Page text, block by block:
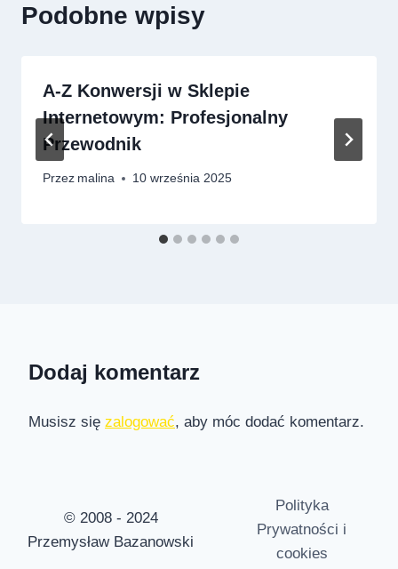
Podobne wpisy
A-Z Konwersji w Sklepie
Internetowym: Profesjonalny
Przewodnik
Przez malina 10 września 2025
Dodaj komentarz
Musisz się zalogować, aby móc dodać komentarz.
© 2008 - 2024
Przemysław Bazanowski
Polityka
Prywatności i
cookies